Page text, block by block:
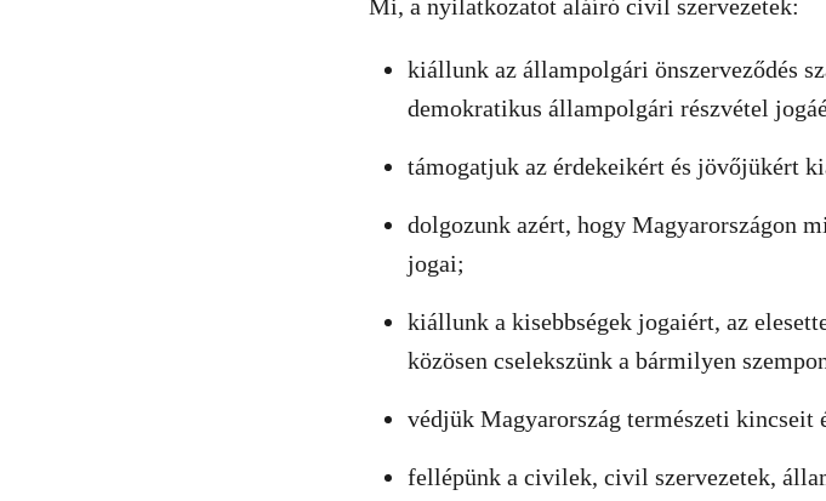
Mi, a nyilatkozatot aláíró civil szervezetek:
kiállunk az állampolgári önszerveződés
demokratikus állampolgári részvétel
támogatjuk az érdekeikért és jövőjükért
dolgozunk azért, hogy Magyarországon
jogai;
kiállunk a kisebbségek jogaiért, az
közösen cselekszünk a bármilyen
védjük Magyarország természeti kincseit
fellépünk a civilek, civil szervezetek,